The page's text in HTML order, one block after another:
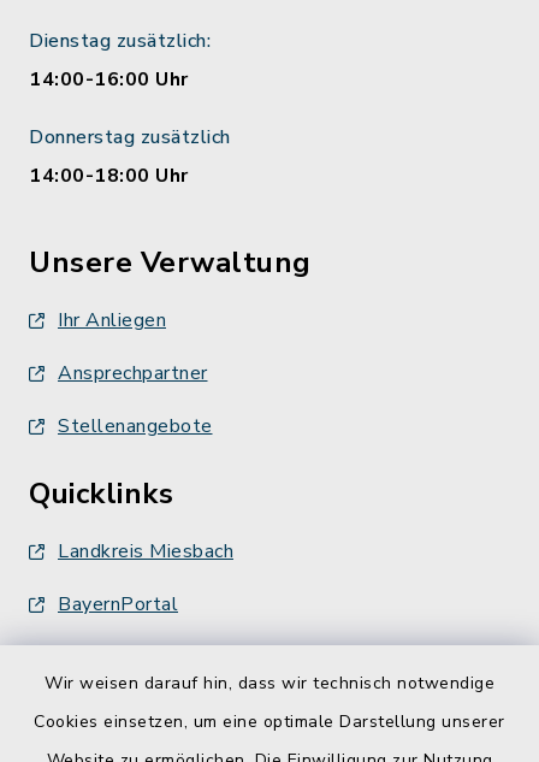
Wir weisen darauf hin, dass wir technisch notwendige
Cookies einsetzen, um eine optimale Darstellung unserer
Dienstag zusätzlich:
14:00-16:00 Uhr
Donnerstag zusätzlich
14:00-18:00 Uhr
Unsere Verwaltung
Ihr Anliegen
Ansprechpartner
Stellenangebote
Quicklinks
Landkreis Miesbach
BayernPortal